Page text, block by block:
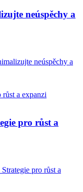
neúspěchy a
neúspěchy a
pro růst a
pro růst a